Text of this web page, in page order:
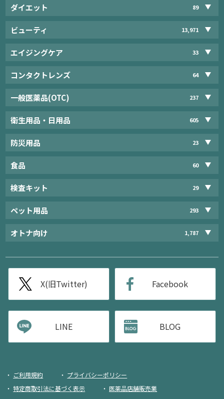
ダイエット 89
ビューティ 13,971
エイジングケア 33
コンタクトレンズ 64
一般医薬品(OTC) 237
衛生用品・日用品 605
防災用品 23
食品 60
検査キット 29
ペット用品 293
オトナ向け 1,787
X(旧Twitter) Facebook
LINE BLOG
ご利用規約
プライバシーポリシー
特定商取引法に基づく表示
医薬品店舗販売業